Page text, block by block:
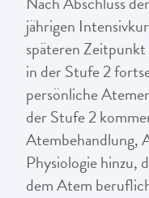
jährigen
späteren
in der Stufe 2
persönliche
der Stufe 2
Atembehandlung,
Physiologie hinzu,
dem Atem